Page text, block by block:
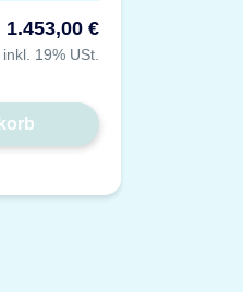
1.453,00 €
inkl. 19% USt.